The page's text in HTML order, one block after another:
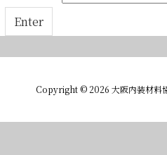
Copyright © 2026 大阪内装材料